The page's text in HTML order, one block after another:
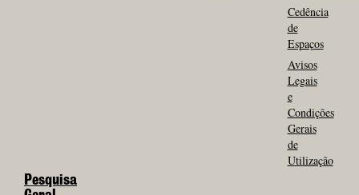
Cedência
de
Espaços
Avisos
Legais
e
Condições
Gerais
de
Utilização
Pesquisa